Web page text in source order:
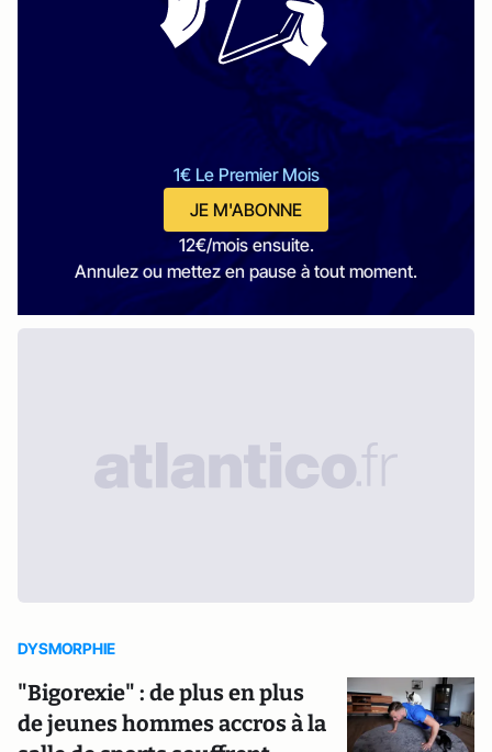
1€ Le Premier Mois
JE M'ABONNE
12€/mois ensuite.
Annulez ou mettez en pause à tout moment.
DYSMORPHIE
"Bigorexie" : de plus en plus
de jeunes hommes accros à la